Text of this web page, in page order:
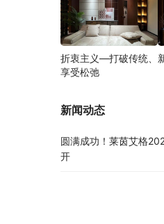
折衷主义—打破传统、
享受松弛
新闻动态
圆满成功！莱茵艾格
开